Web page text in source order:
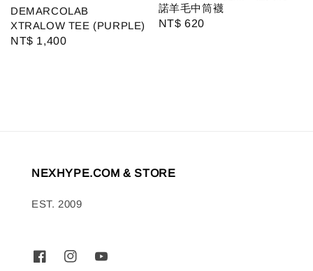
DEMARCOLAB
XTRALOW TEE (PURPLE)
Regular
NT$ 1,400
諾羊毛中筒襪
Regular
NT$ 620
NEXHYPE.COM & STORE
EST. 2009